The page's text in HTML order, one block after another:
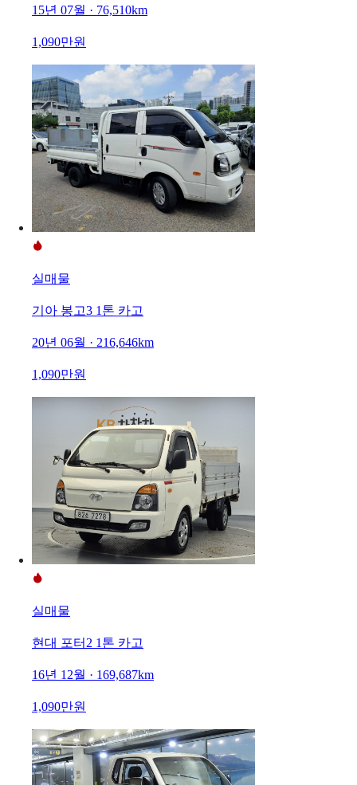
15년 07월 · 76,510km
1,090만원
실매물
기아 봉고3 1톤 카고
20년 06월 · 216,646km
1,090만원
실매물
현대 포터2 1톤 카고
16년 12월 · 169,687km
1,090만원